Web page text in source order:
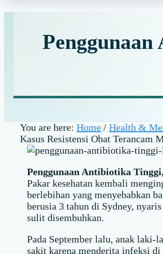
You are here:Home / Health &
Kasus Resistensi Obat Terancam
Penggunaan Antibiotika
Pakar kesehatan kembali
berlebihan yang menyebabkan
berusia 3 tahun di Sydney,
sulit disembuhkan.
Pada September lalu, anak laki-
sakit karena menderita infeksi